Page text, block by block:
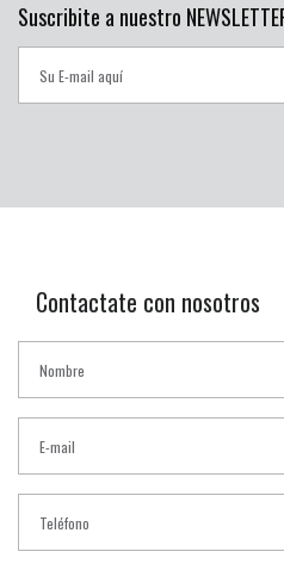
Suscribite a nuestro
Contactate con nosotros